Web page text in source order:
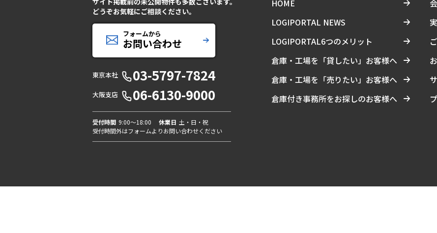
どうぞお気軽にご相談ください。
フォームから
お問い合わせ
東京本社 03-5797-7824
大阪支店 06-6130-9000
受付時間 9:00〜18:00 休業日 土・日・祝
受付時間外はフォームよりお問い合わせください
HOME
LOGIPORTAL NEWS
LOGIPORTAL6つのメリット
倉庫・工場を「貸したい」お客様へ
倉庫・工場を「売りたい」お客様へ
倉庫付き事務所をお探しのお客様へ